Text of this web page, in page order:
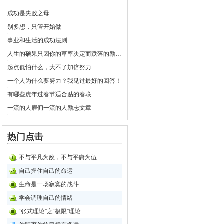
成功是失败之母
别多想，只管开始做
事业和生活的成功法则
人生的硕果只因你的草率决定而跌落的励志文章
起点低怕什么，大不了加倍努力
一个人为什么要努力？我见过最好的回答！
有哪些虎年过春节适合贴的春联
一流的人雇佣一流的人励志文章
热门点击
不与平凡为敌，不与平庸为伍
自己握住自己的命运
生命是一场寂寞的战斗
学会调理自己的情绪
“张式理论”之“极限”理论